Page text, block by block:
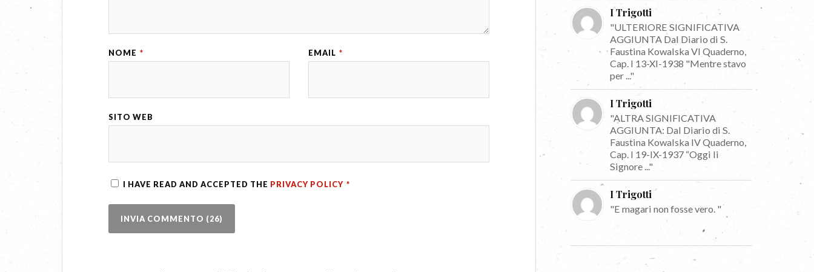
NOME * EMAIL *
SITO WEB
I HAVE READ AND ACCEPTED THE PRIVACY POLICY *
I Trigotti
"ULTERIORE SIGNIFICATIVA
AGGIUNTA Dal Diario di S.
Faustina Kowalska VI Quaderno,
Cap. I 13-XI-1938 "Mentre stavo
per ..."
I Trigotti
"ALTRA SIGNIFICATIVA
AGGIUNTA: Dal Diario di S.
Faustina Kowalska IV Quaderno,
Cap. I 19-IX-1937 “Oggi li
Signore ..."
I Trigotti
"E magari non fosse vero. "